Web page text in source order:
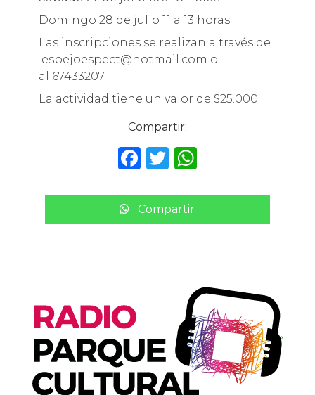
Domingo 28 de julio 11 a 13 horas
Las inscripciones se realizan a través de
espejoespect@hotmail.com o
al 67433207
La actividad tiene un valor de $25.000
Compartir:
F
c
e
T
it
te
W
a
ts
p
Compartir